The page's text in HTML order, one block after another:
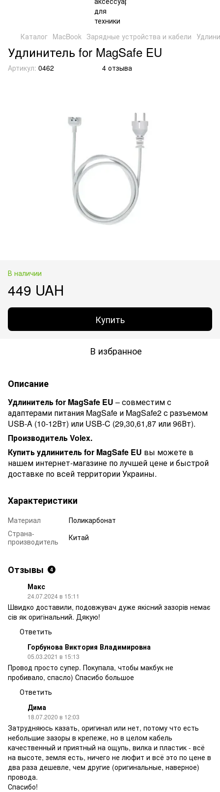
Каталог MacBook Зарядные устройства и кабели
Удлинитель for MagSafe EU
Артикул: 0462 4 отзыва
В наличии
449 UAH
Купить
В избранное
Описание
Удлинитель for MagSafe EU – совместим с
адаптерами питания MagSafe и MagSafe2 с разъемом
USB-A (10-12Вт) или USB-C (29,30,61,87 или 96Вт).
Производитель Volex.
Купить удлинитель for MagSafe EU вы можете в
нашем интернет-магазине по лучшей цене и быстрой
доставке по всей территории Украины.
Характеристики
Материал
Поликарбонат
Страна-
производитель
Китай
Отзывы 4
Макс
24.07.2024 в 15:11
Швидко доставили, подовжувач дуже якісний зазорів немає
сів як оригінальний. Дякую!
Ответить
Горбунова Виктория Владимировна
05.03.2021 в 15:13
Провод просто супер. Покупала, чтобы макбук не
пробивало, спасло) Спасибо большое
Ответить
Дима
18.07.2020 в 12:03
Затрудняюсь казать, оригинал или нет, потому что есть
небольшие зазоры в крепеже, но в целом кабель
качественный и приятный на ощупь, вилка и пластик - всё
на высоте, земля есть, ничего не люфит и всё это по цене в
два раза дешевле, чем другие (оригинальные, наверное)
провода.
Спасибо!